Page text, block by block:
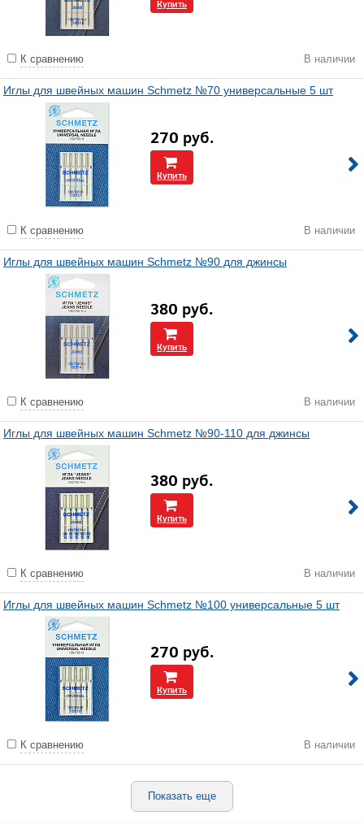
Купить
К сравнению В наличии
Иглы для швейных машин Schmetz №70 универсальные 5 шт
270 руб.
Купить
К сравнению В наличии
Иглы для швейных машин Schmetz №90 для джинсы
380 руб.
Купить
К сравнению В наличии
Иглы для швейных машин Schmetz №90-110 для джинсы
380 руб.
Купить
К сравнению В наличии
Иглы для швейных машин Schmetz №100 универсальные 5 шт
270 руб.
Купить
К сравнению В наличии
Показать еще